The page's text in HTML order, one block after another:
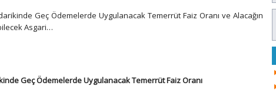
Geç Ödemelerde Uygulanacak Temerrüt Faiz Oranı ve Alacağın
Asgari…
Geç Ödemelerde Uygulanacak Temerrüt Faiz Oranı